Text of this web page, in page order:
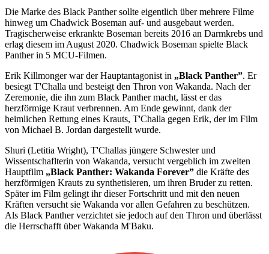
Die Marke des Black Panther sollte eigentlich über mehrere Filme
hinweg um Chadwick Boseman auf- und ausgebaut werden.
Tragischerweise erkrankte Boseman bereits 2016 an Darmkrebs und
erlag diesem im August 2020. Chadwick Boseman spielte Black
Panther in 5 MCU-Filmen.
Erik Killmonger war der Hauptantagonist in „Black Panther”. Er
besiegt T'Challa und besteigt den Thron von Wakanda. Nach der
Zeremonie, die ihn zum Black Panther macht, lässt er das
herzförmige Kraut verbrennen. Am Ende gewinnt, dank der
heimlichen Rettung eines Krauts, T'Challa gegen Erik, der im Film
von Michael B. Jordan dargestellt wurde.
Shuri (Letitia Wright), T'Challas jüngere Schwester und
Wissentschaflterin von Wakanda, versucht vergeblich im zweiten
Hauptfilm „Black Panther: Wakanda Forever” die Kräfte des
herzförmigen Krauts zu synthetisieren, um ihren Bruder zu retten.
Später im Film gelingt ihr dieser Fortschritt und mit den neuen
Kräften versucht sie Wakanda vor allen Gefahren zu beschützen.
Als Black Panther verzichtet sie jedoch auf den Thron und überlässt
die Herrschafft über Wakanda M'Baku.